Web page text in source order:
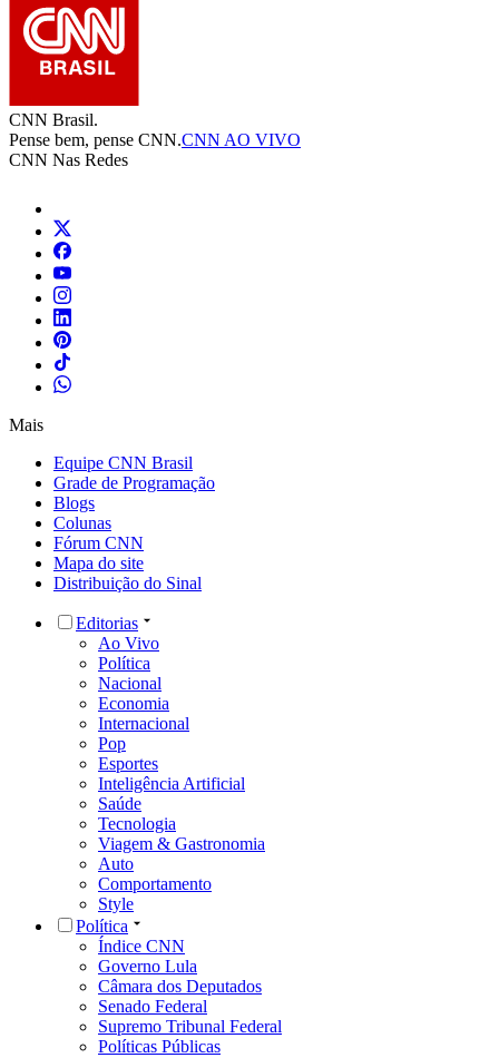
CNN Brasil.
Pense bem, pense CNN.CNN AO VIVO
CNN Nas Redes
Mais
Equipe CNN Brasil
Grade de Programação
Blogs
Colunas
Fórum CNN
Mapa do site
Distribuição do Sinal
Editorias
Ao Vivo
Política
Nacional
Economia
Internacional
Pop
Esportes
Inteligência Artificial
Saúde
Tecnologia
Viagem & Gastronomia
Auto
Comportamento
Style
Política
Índice CNN
Governo Lula
Câmara dos Deputados
Senado Federal
Supremo Tribunal Federal
Políticas Públicas